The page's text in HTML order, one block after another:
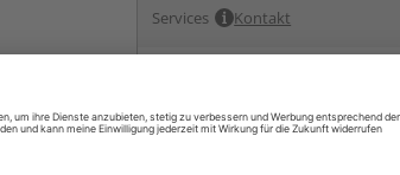
Services Kontakt
Auf Vorbestellung: